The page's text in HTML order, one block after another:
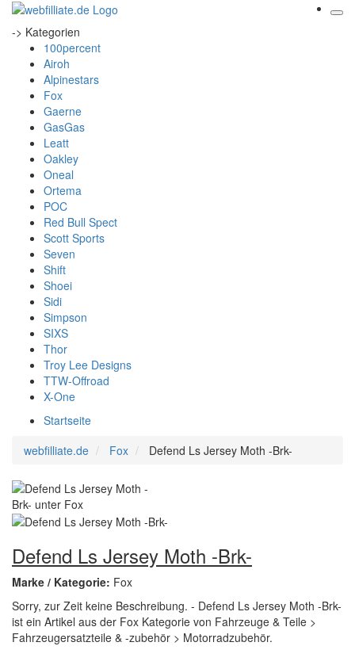
-> Kategorien
100percent
Airoh
Alpinestars
Fox
Gaerne
GasGas
Leatt
Oakley
Oneal
Ortema
POC
Red Bull Spect
Scott Sports
Seven
Shift
Shoei
Sidi
Simpson
SIXS
Thor
Troy Lee Designs
TTW-Offroad
X-One
Startseite
webfilliate.de
Fox Defend Ls Jersey Moth -Brk-
Defend Ls Jersey Moth -Brk-
Marke / Kategorie: Fox
Sorry, zur Zeit keine Beschreibung. - Defend Ls Jersey Moth -Brk-
ist ein Artikel aus der Fox Kategorie von Fahrzeuge & Teile >
Fahrzeugersatzteile & -zubehör > Motorradzubehör.